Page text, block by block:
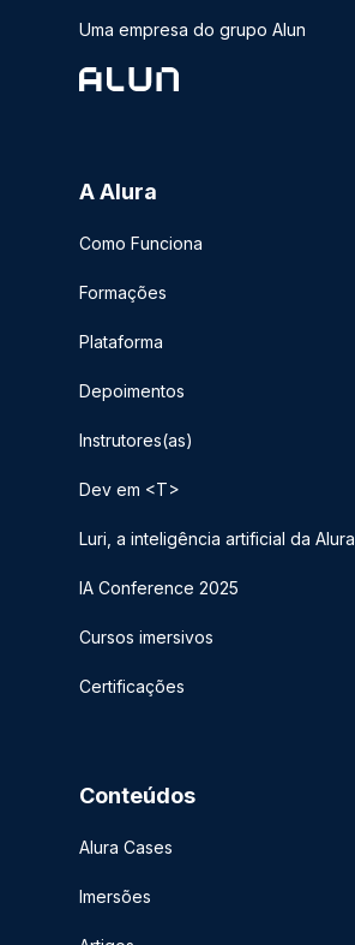
Uma empresa do grupo Alun
A Alura
Como Funciona
Formações
Plataforma
Depoimentos
Instrutores(as)
Dev em <T>
Luri, a inteligência artificial da Alura
IA Conference 2025
Cursos imersivos
Certificações
Conteúdos
Alura Cases
Imersões